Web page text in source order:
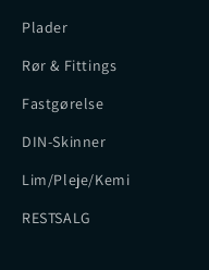
Plader
Rør & Fittings
Fastgørelse
DIN-Skinner
Lim/Pleje/Kemi
RESTSALG